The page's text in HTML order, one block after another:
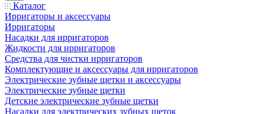
Каталог
Ирригаторы и аксессуары
Ирригаторы
Насадки для ирригаторов
Жидкости для ирригаторов
Средства для чистки ирригаторов
Комплектующие и аксессуары для ирригаторов
Электрические зубные щетки и аксессуары
Электрические зубные щетки
Детские электрические зубные щетки
Насадки для электрических зубных щеток